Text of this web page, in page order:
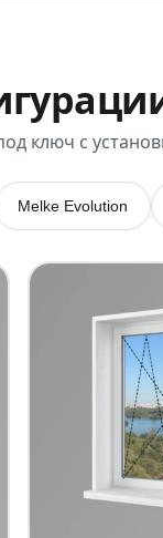
ключ с
Melke Evolution